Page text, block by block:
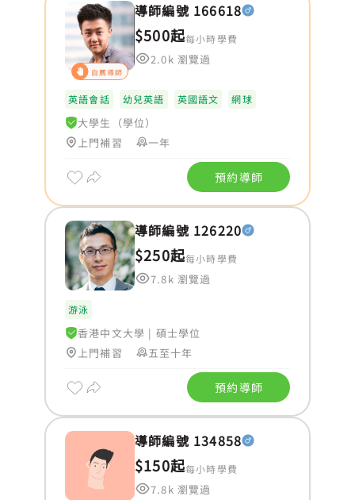
自薦導師
導師編號 166618
$500起每小時學費
2.0k 瀏覽過
英語會話 幼兒英語 英國語文 網球
大學生（學位）
上門補習
一年
預約導師
導師編號 126220
$250起每小時學費
7.8k 瀏覽過
游泳
香港中文大學 | 碩士學位
上門補習
五至十年
預約導師
導師編號 134858
$150起每小時學費
7.8k 瀏覽過